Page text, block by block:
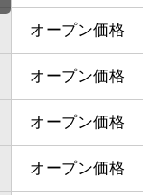
オープン価格
オープン価格
オープン価格
オープン価格